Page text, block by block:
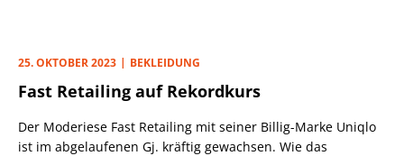
25. OKTOBER 2023 BEKLEIDUNG
Fast Retailing auf Rekordkurs
Der Moderiese Fast Retailing mit seiner Billig-Marke Uniqlo
ist im abgelaufenen Gj. kräftig gewachsen. Wie das